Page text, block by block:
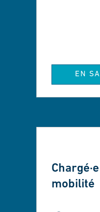
EN
mobilité